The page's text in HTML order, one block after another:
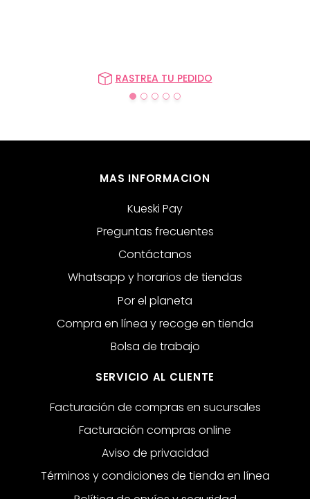
RASTREA TU PEDIDO
MAS INFORMACION
Kueski Pay
Preguntas frecuentes
Contáctanos
Whatsapp y horarios de tiendas
Por el planeta
Compra en línea y recoge en tienda
Bolsa de trabajo
SERVICIO AL CLIENTE
Facturación de compras en sucursales
Facturación compras online
Aviso de privacidad
Términos y condiciones de tienda en línea